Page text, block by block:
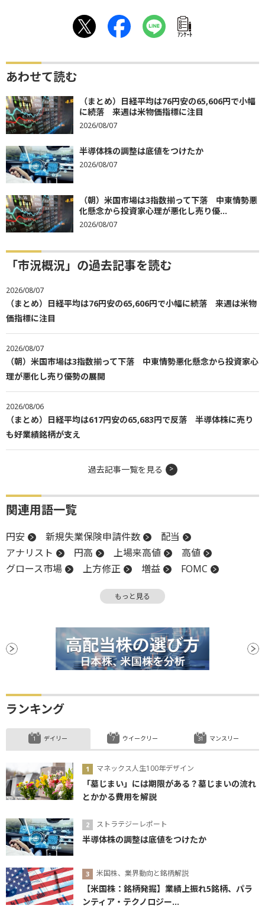
ｱﾝｹｰﾄ
あわせて読む
（まとめ）日経平均は76円安の65,606円で小幅
に続落 来週は米物価指標に注目
2026/08/07
半導体株の調整は底値をつけたか
2026/08/07
（朝）米国市場は3指数揃って下落 中東情勢悪
化懸念から投資家心理が悪化し売り優...
2026/08/07
「市況概況」の過去記事を読む
2026/08/07
（まとめ）日経平均は76円安の65,606円で小幅に続落 来週は米物
価指標に注目
2026/08/07
（朝）米国市場は3指数揃って下落 中東情勢悪化懸念から投資家心
理が悪化し売り優勢の展開
2026/08/06
（まとめ）日経平均は617円安の65,683円で反落 半導体株に売り
も好業績銘柄が支え
過去記事一覧を見る
関連用語一覧
円安 新規失業保険申請件数
配当
アナリスト
円高 上場来高値
高値
グロース市場
上方修正 増益
FOMC
経常収支 後場
フィラデルフィア連銀製造業景況指数
利下げ
もっと見る
ランキング
デイリー
マネックス人生100年デザイン
「墓じまい」には期限がある？墓じまいの流れ
とかかる費用を解説
ストラテジーレポート
半導体株の調整は底値をつけたか
米国株、業界動向と銘柄解説
【米国株：銘柄発掘】業績上振れ5銘柄、パラ
ンティア・テクノロジー...
ウイークリー マンスリー